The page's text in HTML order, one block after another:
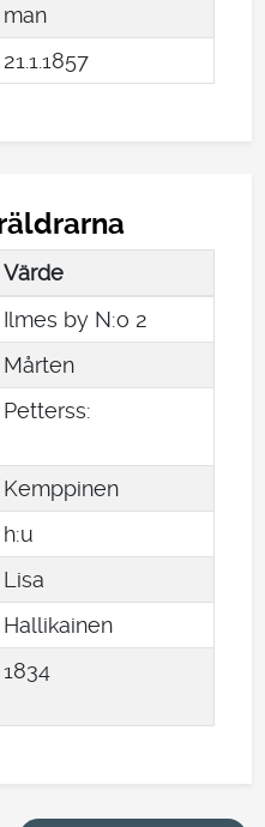
man
21 1 1857
Värde
Ilmes by N:o 2
Mårten
Petterss:
Kemppinen
h:u
Lisa
Hallikainen
1834